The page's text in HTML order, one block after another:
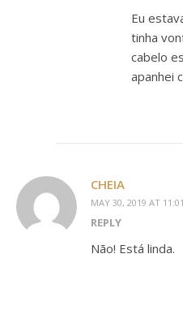
Eu
tinha
cabelo
apanhei
CHEIA
MAY 30, 2019 AT
REPLY
Não! Está linda.